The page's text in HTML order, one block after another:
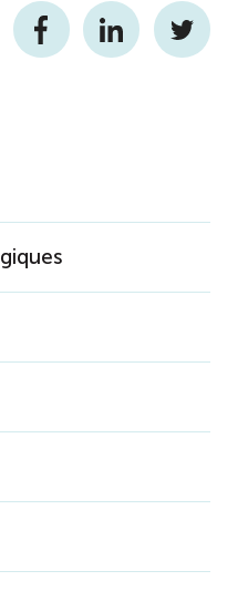
FacebookLinkedInTwitter